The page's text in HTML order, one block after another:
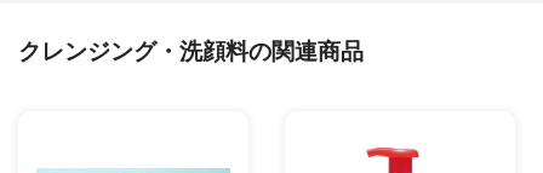
クレンジング・洗顔料の関連商品